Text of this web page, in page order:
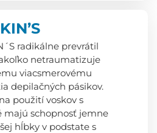
radikálne prevrátil
netraumatizuje
viacsmerovému
depilačných pásikov.
použití voskov s
majú schopnosť jemne
hĺbky v podstate s